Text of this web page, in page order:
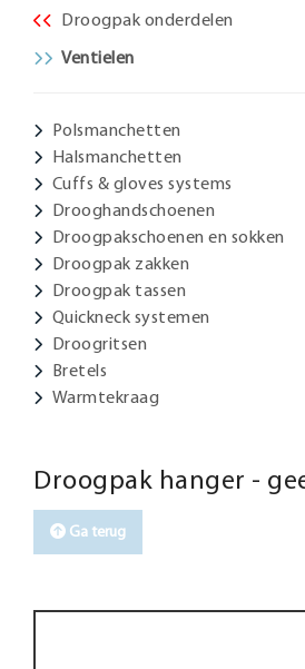
Droogpak onderdelen
Ventielen
Polsmanchetten
Halsmanchetten
Cuffs & gloves systems
Drooghandschoenen
Droogpakschoenen en sokken
Droogpak zakken
Droogpak tassen
Quickneck systemen
Droogritsen
Bretels
Warmtekraag
Droogpak hanger -
Ga terug